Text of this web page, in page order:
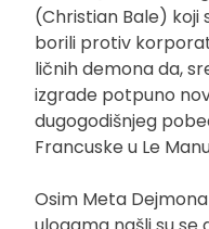
(Christian Bale) koji
borili protiv
ličnih demona da,
izgrade potpuno
dugogodišnjeg
Francuske u Le
Osim Meta